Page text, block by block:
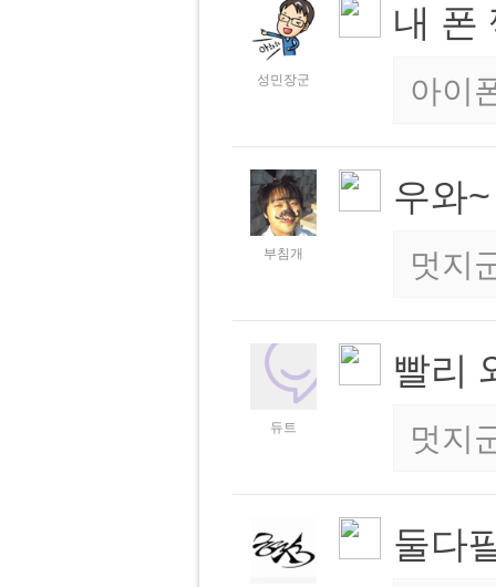
성민장군
내 폰
아이
부침개
우와
멋지
듀트
빨리
멋지
둘다